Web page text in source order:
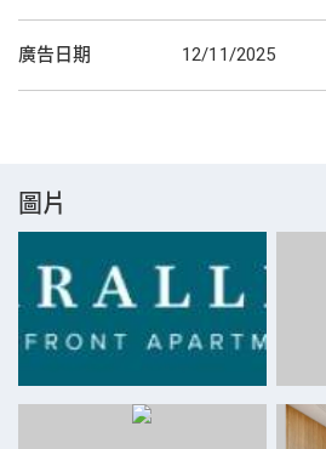
廣告日期 12/11/2025
圖片